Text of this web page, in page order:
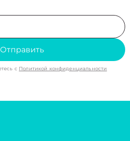
Отправить
с Политикой конфиденциальности